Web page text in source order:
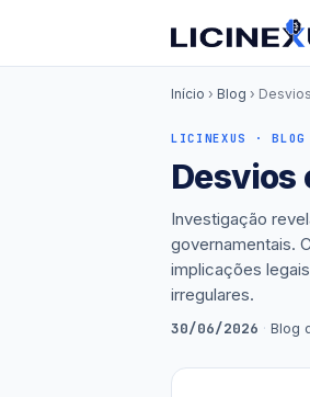
Início › Blog ›
LICINEXUS ·
Desvios
Investigação
governamentais.
implicações
irregulares.
30/06/2026 · Blog